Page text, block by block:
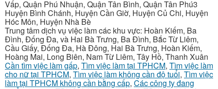
Vấp, Quận Phú Nhuận, Quận Tân Bình, Quận Tân Phú3
Huyện Bình Chánh, Huyện Cần Giờ, Huyện Củ Chi, Huyện
Hóc Môn, Huyện Nhà Bè
Trung tâm dịch vụ việc làm các khu vực: Hoàn Kiếm, Ba
Đình, Đống Đa, và Hai Bà Trưng, Ba Đình, Bắc Từ Liêm,
Cầu Giấy, Đống Đa, Hà Đông, Hai Bà Trưng, Hoàn Kiếm,
Hoàng Mai, Long Biên, Nam Từ Liêm, Tây Hồ, Thanh Xuân
Cần tìm việc làm gấp, Tìm việc làm tại TPHCM, Tìm việc làm
cho nữ tại TPHCM, Tìm việc làm không cần độ tuổi, Tìm việc
làm tại TPHCM không cần bằng cấp, Các công ty đang